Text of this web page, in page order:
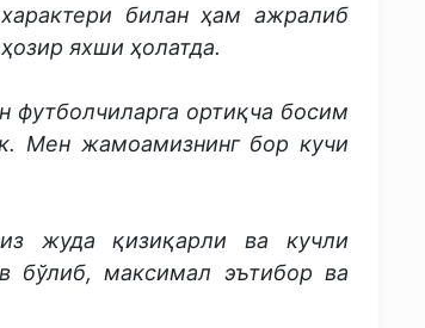
билан ҳам ажралиб
яхши ҳолатда.
футболчиларга ортиқча босим
Мен жамоамизнинг бор кучи
жуда қизиқарли ва кучли
бўлиб, максимал эътибор ва